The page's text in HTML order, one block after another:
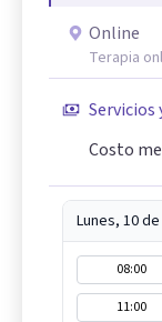
Online
Terapia
Servicios
Costo
Lunes, 10
08:00
11:00